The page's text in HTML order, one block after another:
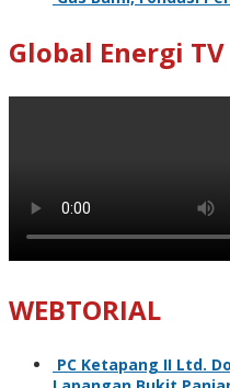
Global Energi TV
WEBTORIAL
PC Ketapang II Ltd.